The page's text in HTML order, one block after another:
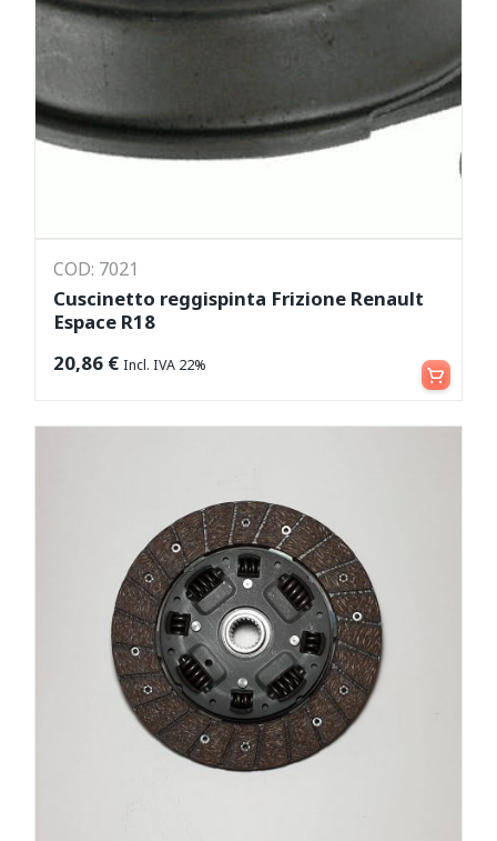
COD: 7021
Cuscinetto reggispinta Frizione Renault
Espace R18
20,86 € Incl. IVA 22% Aggiungi al carrello